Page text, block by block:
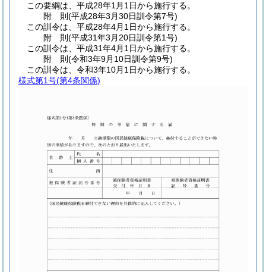
この要綱は、平成28年1月1日から施行する。
附 則(平成28年3月30日訓令第7号)
この訓令は、平成28年4月1日から施行する。
附 則(平成31年3月20日訓令第1号)
この訓令は、平成31年4月1日から施行する。
附 則(令和3年9月10日訓令第9号)
この訓令は、令和3年10月1日から施行する。
様式第1号(第4条関係)